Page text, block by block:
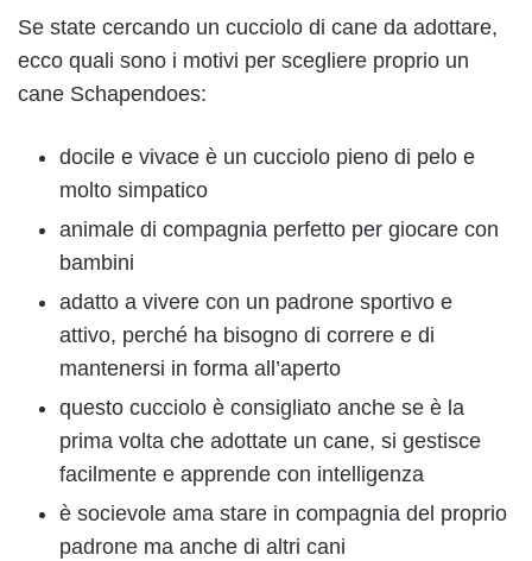
Se state cercando un cucciolo di cane da adottare,
ecco quali sono i motivi per scegliere proprio un
cane Schapendoes:
docile e vivace è un cucciolo pieno di pelo e
molto simpatico
animale di compagnia perfetto per giocare con
bambini
adatto a vivere con un padrone sportivo e
attivo, perché ha bisogno di correre e di
mantenersi in forma all’aperto
questo cucciolo è consigliato anche se è la
prima volta che adottate un cane, si gestisce
facilmente e apprende con intelligenza
è socievole ama stare in compagnia del proprio
padrone ma anche di altri cani